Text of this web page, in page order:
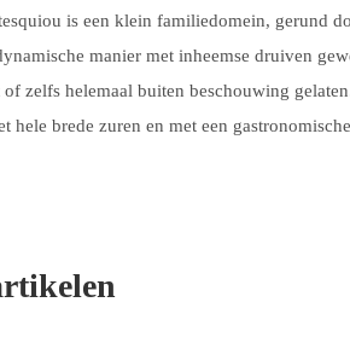
is een klein familiedomein, gerund
manier met inheemse druiven
zelfs helemaal buiten beschouwing
hele brede zuren en met een